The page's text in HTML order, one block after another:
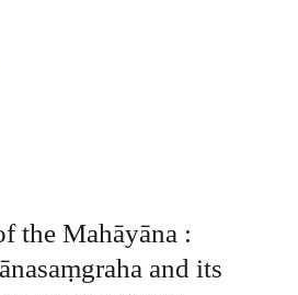
the Mahāyāna :
and its